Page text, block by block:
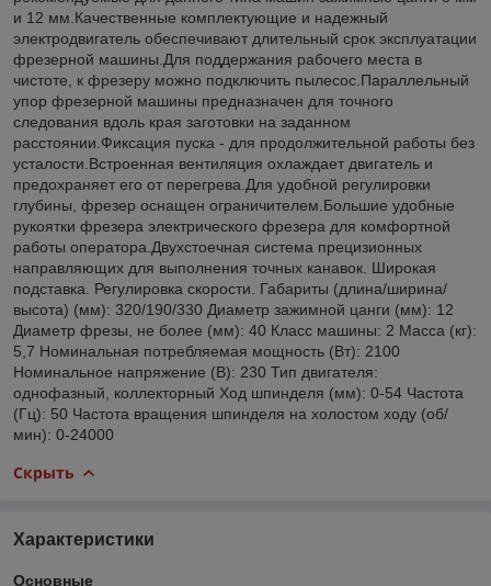
и 12 мм.Качественные комплектующие и надежный
электродвигатель обеспечивают длительный срок эксплуатации
фрезерной машины.Для поддержания рабочего места в
чистоте, к фрезеру можно подключить пылесос.Параллельный
упор фрезерной машины предназначен для точного
следования вдоль края заготовки на заданном
расстоянии.Фиксация пуска - для продолжительной работы без
усталости.Встроенная вентиляция охлаждает двигатель и
предохраняет его от перегрева.Для удобной регулировки
глубины, фрезер оснащен ограничителем.Большие удобные
рукоятки фрезера электрического фрезера для комфортной
работы оператора.Двухстоечная система прецизионных
направляющих для выполнения точных канавок. Широкая
подставка. Регулировка скорости. Габариты (длина/ширина/
высота) (мм): 320/190/330 Диаметр зажимной цанги (мм): 12
Диаметр фрезы, не более (мм): 40 Класс машины: 2 Масса (кг):
5,7 Номинальная потребляемая мощность (Вт): 2100
Номинальное напряжение (В): 230 Тип двигателя:
однофазный, коллекторный Ход шпинделя (мм): 0-54 Частота
(Гц): 50 Частота вращения шпинделя на холостом ходу (об/
мин): 0-24000
Скрыть
Характеристики
Основные